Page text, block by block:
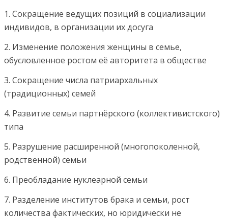
1. Сокращение ведущих позиций в социализации
индивидов, в организации их досуга
2. Изменение положения женщины в семье,
обусловленное ростом её авторитета в обществе
3. Сокращение числа патриархальных
(традиционных) семей
4. Развитие семьи партнёрского (коллективистского)
типа
5. Разрушение расширенной (многопоколенной,
родственной) семьи
6. Преобладание нуклеарной семьи
7. Разделение институтов брака и семьи, рост
количества фактических, но юридически не